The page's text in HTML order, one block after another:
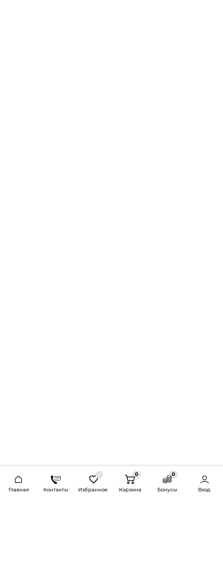
Главная Контакты Избранное
0
Корзина
0
Бонусы Вход
2026 © Продажа и установка автозвука.
Доставка по всей России и СНГ